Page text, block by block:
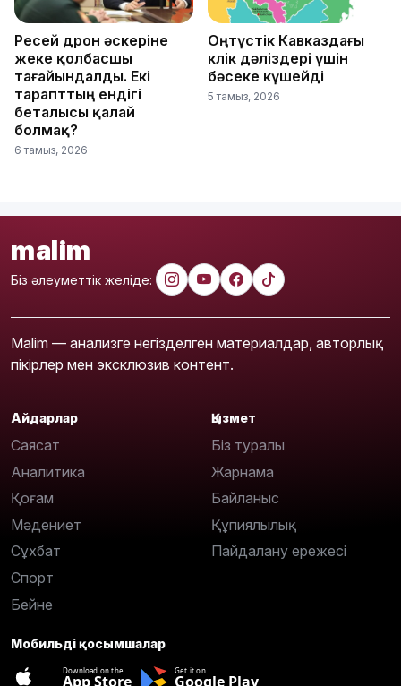
Ресей дрон әскеріне
жеке қолбасшы
тағайындалды. Екі
тарапттың ендігі
беталысы қалай
болмақ?
6 тамыз, 2026
Оңтүстік Кавказдағы
көлік дәліздері үшін
бәсеке күшейді
5 тамыз, 2026
malim
Біз әлеуметтік желіде:
Malim — анализге негізделген материалдар, авторлық
пікірлер мен эксклюзив контент.
Айдарлар
Саясат
Аналитика
Қоғам
Мәдениет
Сұхбат
Спорт
Бейне
Қызмет
Біз туралы
Жарнама
Байланыс
Құпиялылық
Пайдалану ережесі
Мобильді қосымшалар
Download on the
App Store
Get it on
Google Play